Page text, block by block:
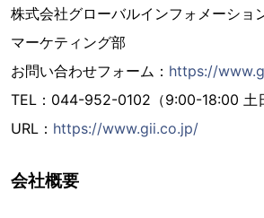
株式会社グローバルインフォメーショ
マーケティング部
お問い合わせフォーム： https://
TEL：044-952-0102（9:00-18:00 土
URL： https://www.gii.co.jp/
会社概要